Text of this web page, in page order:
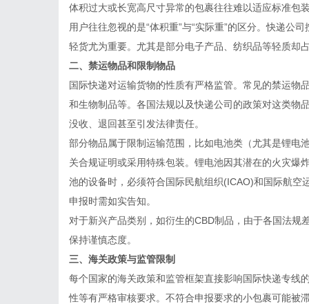
体积过大或长宽高尺寸异常的包裹往往难以适应标准包
用户往往忽视的是“体积重”与“实际重”的区分。快递公
轻货尤为重要。尤其是部分电子产品、纺织品等轻质却
二、禁运物品和限制物品
国际快递对运输货物的性质有严格监管。常见的禁运物
和生物制品等。各国法规以及快递公司的政策对这类物
没收、退回甚至引发法律责任。
部分物品属于限制运输范围，比如电池类（尤其是锂电
关合规证明或采用特殊包装。锂电池因其潜在的火灾爆
池的设备时，必须符合国际民航组织(ICAO)和国际航空
申报时需如实告知。
对于新兴产品类别，如衍生的CBD制品，由于各国法
保持谨慎态度。
三、海关政策与监管限制
每个国家的海关政策和监管框架直接影响国际快递专线
性等有严格审核要求。不符合申报要求的小包裹可能被